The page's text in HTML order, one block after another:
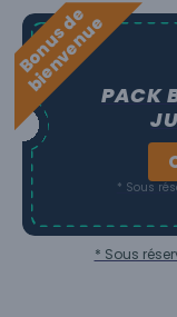
B
o
n
u
s
d
e
b
i
e
n
v
e
n
u
ePACK
* Sous
* Sous